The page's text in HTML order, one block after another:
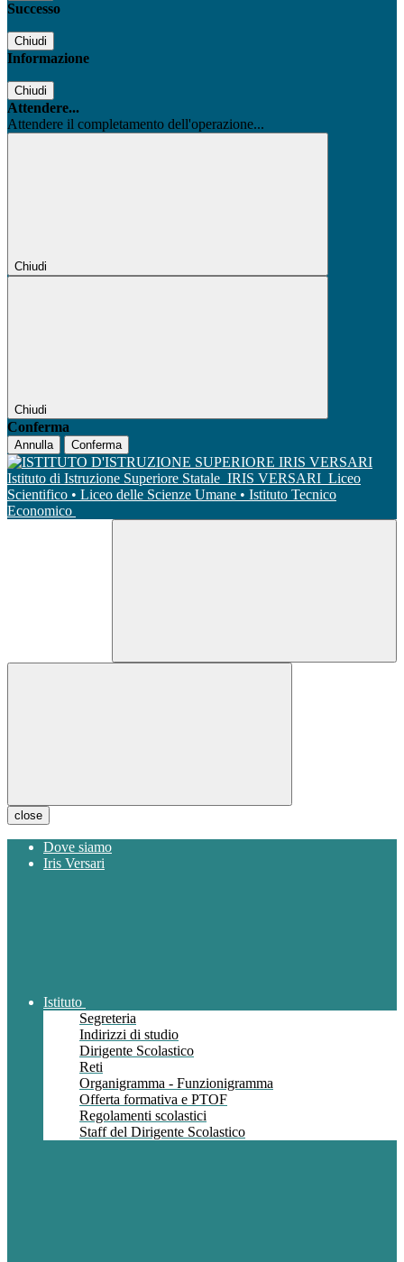
Successo
Chiudi
Informazione
Chiudi
Attendere...
Attendere il completamento dell'operazione...
Chiudi
Chiudi
Conferma
Annulla Conferma
Istituto di Istruzione Superiore Statale IRIS VERSARI Liceo
Scientifico • Liceo delle Scienze Umane • Istituto Tecnico
Economico
close
Dove siamo
Iris Versari
Istituto
Segreteria
Indirizzi di studio
Dirigente Scolastico
Reti
Organigramma - Funzionigramma
Offerta formativa e PTOF
Regolamenti scolastici
Staff del Dirigente Scolastico